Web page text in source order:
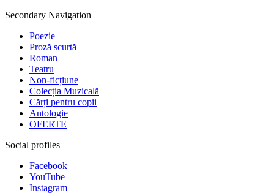
Secondary Navigation
Poezie
Proză scurtă
Roman
Teatru
Non-ficțiune
Colecția Muzicală
Cărți pentru copii
Antologie
OFERTE
Social profiles
Facebook
YouTube
Instagram